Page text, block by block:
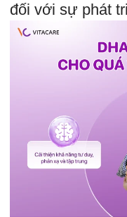
đối với sự phát